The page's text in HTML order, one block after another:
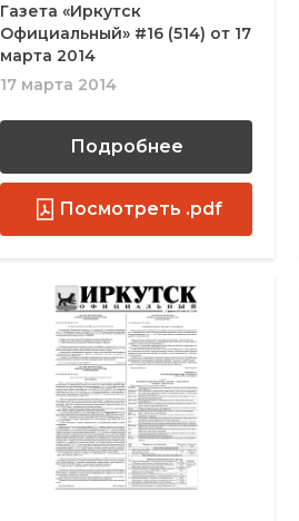
Газета «Иркутск
Официальный» #16 (514) от 17
марта 2014
17 марта 2014
Подробнее
Посмотреть .pdf